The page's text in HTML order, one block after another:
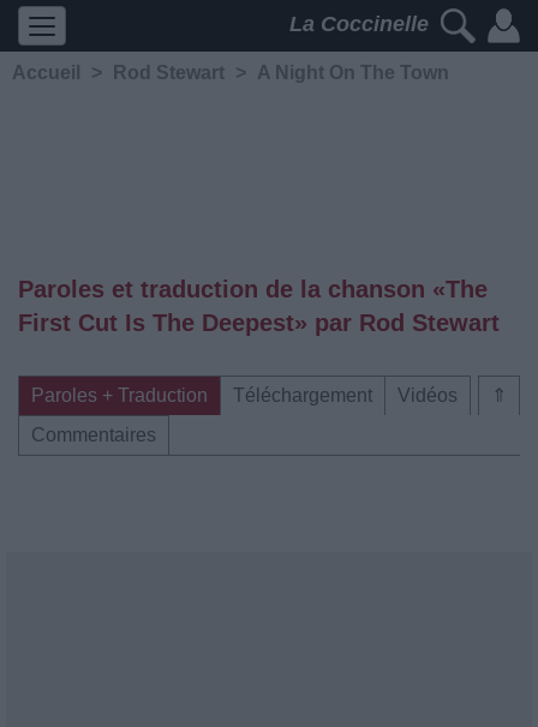
La Coccinelle
Accueil > Rod Stewart > A Night On The Town
Paroles et traduction de la chanson «The
First Cut Is The Deepest» par Rod Stewart
⇑
Paroles + Traduction Téléchargement
Vidéos
Commentaires